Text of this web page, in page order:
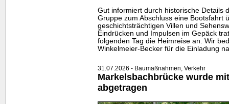
Gut informiert durch historische Details
Gruppe zum Abschluss eine Bootsfahrt
geschichtsträchtigen Villen und
Eindrücken und Impulsen im Gepäck
folgenden Tag die Heimreise an. Wir
Winkelmeier-Becker für die Einladung
31.07.2026 - Baumaßnahmen, Verkehr
Markelsbachbrücke wurde
abgetragen